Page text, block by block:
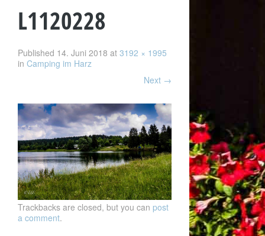
L1120228
Published 14. Juni 2018 at 3192 × 1995
in Camping im Harz
Next →
Trackbacks are closed, but you can post
a comment.